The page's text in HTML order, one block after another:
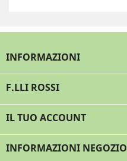
INFORMAZIONI
F.LLI ROSSI
IL TUO ACCOUNT
INFORMAZIONI NEGOZIO